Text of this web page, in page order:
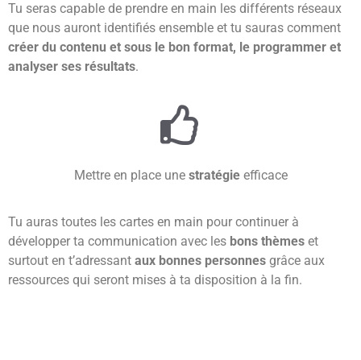
Tu seras capable de prendre en main les différents réseaux
que nous auront identifiés ensemble et tu sauras comment
créer du contenu et sous le bon format, le programmer et
analyser ses résultats.
Mettre en place une stratégieefficace
Tu auras toutes les cartes en main pour continuer à
développer ta communication avec les bons thèmes et
surtout en t’adressant aux bonnes personnes grâce aux
ressources qui seront mises à ta disposition à la fin.